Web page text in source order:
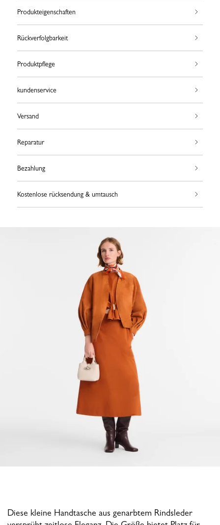
Produkteigenschaften
Rückverfolgbarkeit
Produktpflege
kundenservice
Versand
Reparatur
Bezahlung
Kostenlose rücksendung & umtausch
Diese kleine Handtasche aus genarbtem Rindsleder